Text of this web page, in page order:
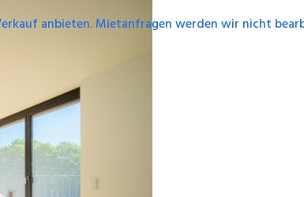
anbieten. Mietanfragen werden wir nicht